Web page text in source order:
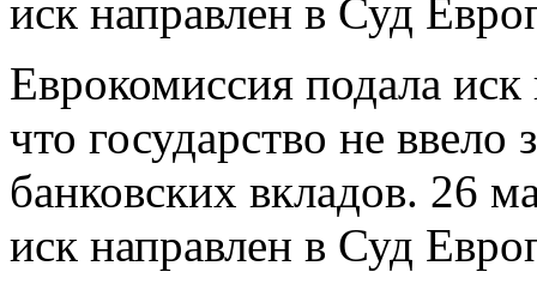
иск направлен в Суд
Еврокомиссия подала
что государство не
банковских вкладов. 26
иск направлен в Суд